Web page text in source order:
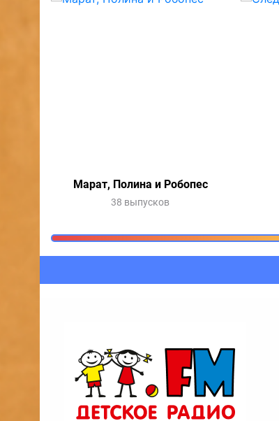
Очередь
Добавьте в очередь прослушивания
Марат, Полина и Робопес
38 выпусков